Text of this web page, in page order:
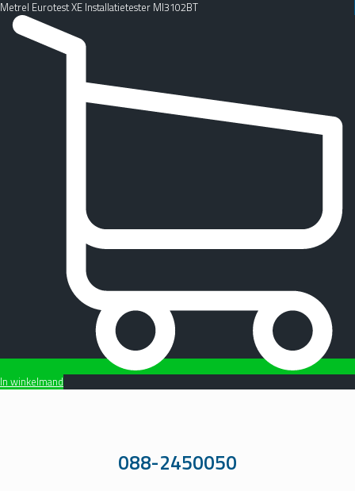
Metrel Eurotest XE Installatietester MI3102BT
In winkelmand
088-2450050